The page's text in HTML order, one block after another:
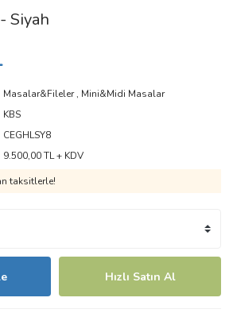
Siyah
Masalar&Fileler, Mini&Midi Masalar
KBS
CEGHLSY8
9.500,00 TL + KDV
taksitlerle!
Hızlı Satın Al